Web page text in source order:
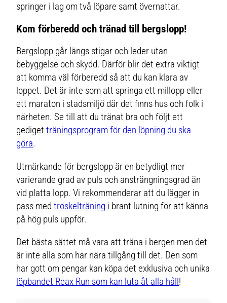
springer i lag om två löpare samt övernattar.
Kom förberedd och tränad till bergslopp!
Bergslopp går längs stigar och leder utan
bebyggelse och skydd. Därför blir det extra viktigt
att komma väl förberedd så att du kan klara av
loppet. Det är inte som att springa ett millopp eller
ett maraton i stadsmiljö där det finns hus och folk i
närheten. Se till att du tränat bra och följt ett
gedigetträningsprogram för den löpning du ska
göra.
Utmärkande för bergslopp är en betydligt mer
varierande grad av puls och ansträngningsgrad än
vid platta lopp. Vi rekommenderar att du lägger in
pass medtröskelträning i brant lutning för att känna
på hög puls uppför.
Det bästa sättet må vara att träna i bergen men det
är inte alla som har nära tillgång till det. Den som
har gott om pengar kan köpa det exklusiva och unika
löpbandet Reax Run som kan luta åt alla håll!